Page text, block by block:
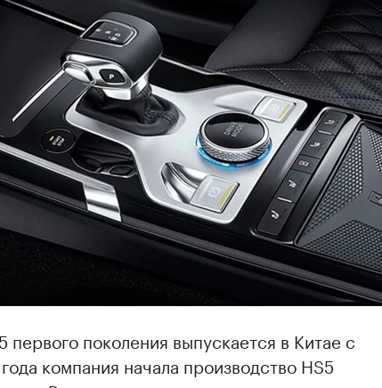
поколения выпускается в Китае с
компания начала производство HS5